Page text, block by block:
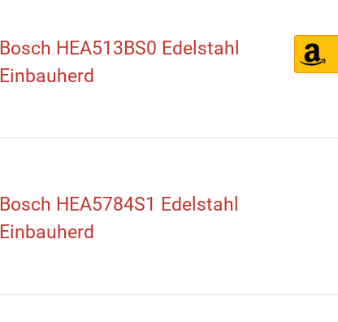
Bosch HEA513BS0 Edelstahl
Einbauherd
Bosch HEA5784S1 Edelstahl
Einbauherd